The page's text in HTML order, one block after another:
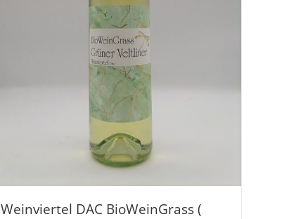
Weinviertel DAC BioWeinGrass (